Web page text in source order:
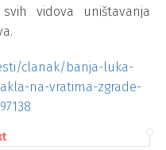
vidova uništavanja
clanak/banja-luka-
na-vratima-zgrade-